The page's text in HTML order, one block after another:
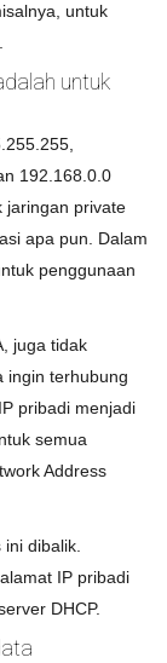
untuk
untuk
192.168.0.0
jaringan private
apa pun. Dalam
penggunaan
juga tidak
ingin terhubung
pribadi menjadi
semua
Address
ini dibalik.
IP pribadi
DHCP.